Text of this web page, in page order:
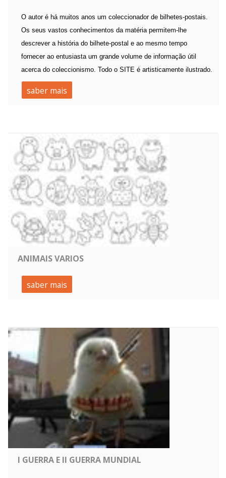
O autor é há muitos anos um coleccionador de bilhetes-postais.
Os seus vastos conhecimentos da matéria permitem-lhe
descrever a história do bilhete-postal e ao mesmo tempo
fornecer ao entusiasta um grande volume de informação útil
acerca do coleccionismo. Todo o SITE é artisticamente ilustrado.
saber mais
ANIMAIS VARIOS
saber mais
I GUERRA E II GUERRA MUNDIAL